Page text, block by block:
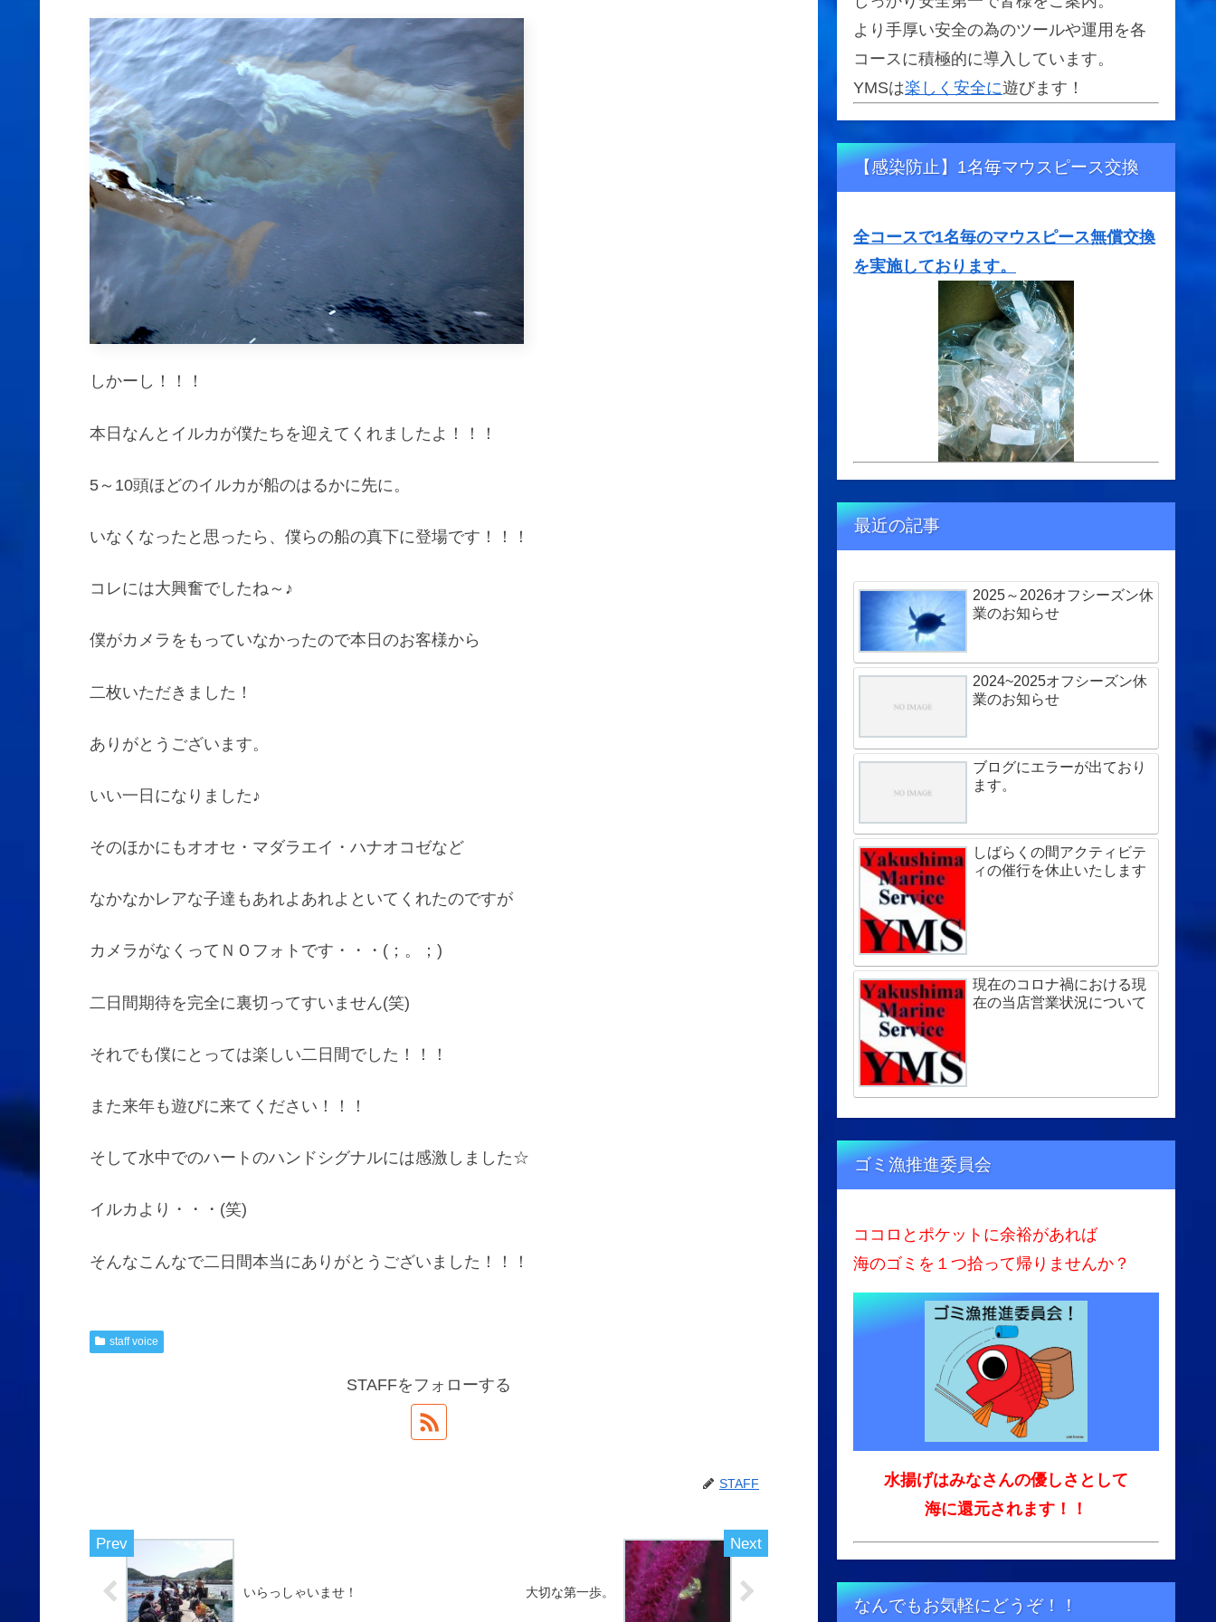
しかーし！！！
本日なんとイルカが僕たちを迎えてくれましたよ！！！
5～10頭ほどのイルカが船のはるかに先に。
いなくなったと思ったら、僕らの船の真下に登場です！！！
コレには大興奮でしたね～♪
僕がカメラをもっていなかったので本日のお客様から
二枚いただきました！
ありがとうございます。
いい一日になりました♪
そのほかにもオオセ・マダラエイ・ハナオコゼなど
なかなかレアな子達もあれよあれよといてくれたのですが
カメラがなくってＮＯフォトです・・・(；。；)
二日間期待を完全に裏切ってすいません(笑)
それでも僕にとっては楽しい二日間でした！！！
また来年も遊びに来てください！！！
そして水中でのハートのハンドシグナルには感激しました☆
イルカより・・・(笑)
そんなこんなで二日間本当にありがとうございました！！！
staff voice
STAFFをフォローする
STAFF
いらっしゃいませ！ 大切な第一歩。
より手厚い安全の為のツールや運用を各
コースに積極的に導入しています。
YMSは楽しく安全に遊びます！
【感染防止】1名毎マウスピース交換
全コースで1名毎のマウスピース無償交換
を実施しております。
最近の記事
2025～2026オフシーズン休
業のお知らせ
2024~2025オフシーズン休
業のお知らせ
ブログにエラーが出ており
ます。
しばらくの間アクティビテ
ィの催行を休止いたします
現在のコロナ禍における現
在の当店営業状況について
ゴミ漁推進委員会
ココロとポケットに余裕があれば
海のゴミを１つ拾って帰りませんか？
水揚げはみなさんの優しさとして
海に還元されます！！
なんでもお気軽にどうぞ！！